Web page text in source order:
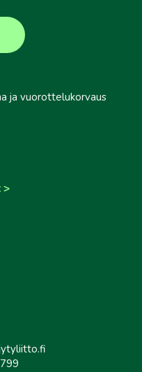
ja vuorottelukorvaus